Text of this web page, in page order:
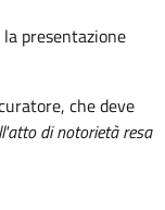
presentazione
che deve
di notorietà resa